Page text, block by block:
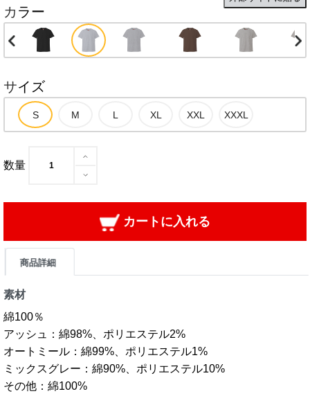
カラー
サイズ
数量
カートに入れる
商品詳細
素材
綿100％
アッシュ：綿98%、ポリエステル2%
オートミール：綿99%、ポリエステル1%
ミックスグレー：綿90%、ポリエステル10%
その他：綿100%